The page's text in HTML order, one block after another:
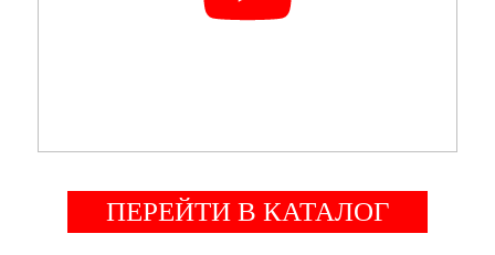
ПЕРЕЙТИ В КАТАЛОГ